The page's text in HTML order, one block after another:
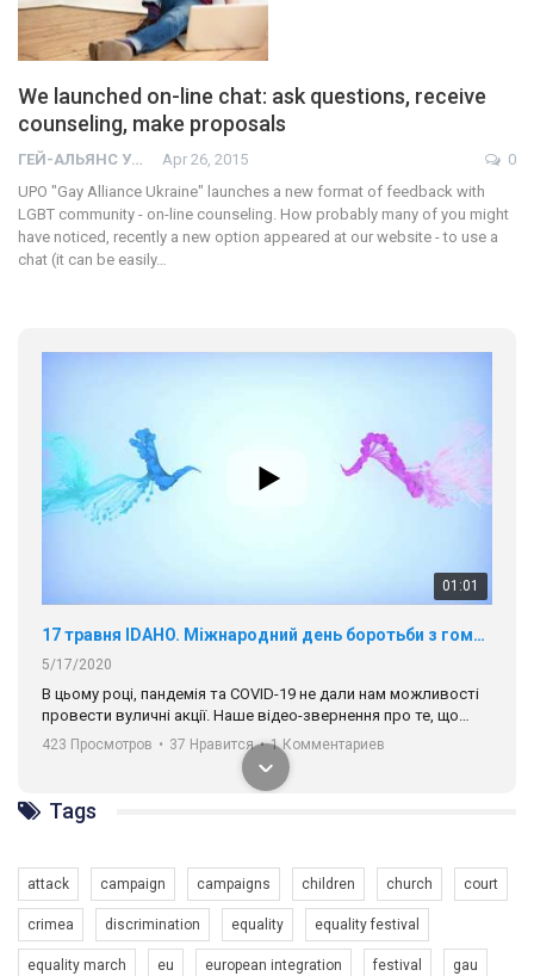
We launched on-line chat: ask questions, receive
counseling, make proposals
ГЕЙ-АЛЬЯНС УКРАИНА Apr 26, 2015
0
UPO "Gay Alliance Ukraine" launches a new format of feedback with
LGBT community - on-line counseling. How probably many of you might
have noticed, recently a new option appeared at our website - to use a
chat (it can be easily…
01:01
17 травня IDAHO. Міжнародний день боротьби з гомофобією трансфобією і біфобія.
5/17/2020
В цьому році, пандемія та COVІD-19 не дали нам можливості
провести вуличні акції. Наше відео-звернення про те, що
навіть коли ми у різних містах та не можемо зустрінеться, ми
разом. Ми закликаємо всіх хто поділяє цінності рівності та
солідарності, приєднатися до нас. Регіональні підрозділи
ГАУ є в 16 областях України.
Разом наш голос лунає гучніше!
423 Просмотров • 37 Нравится • 1 Комментариев
Tags
attack campaign campaigns children church court
crimea discrimination equality equality festival
equality march eu european integration festival gau